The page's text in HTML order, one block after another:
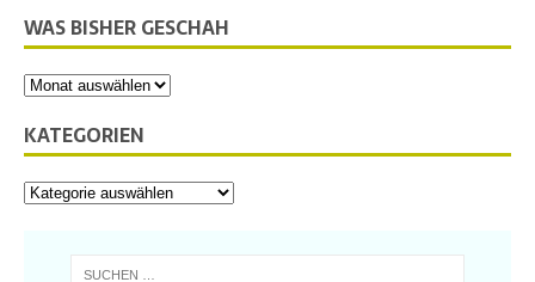
WAS BISHER GESCHAH
KATEGORIEN